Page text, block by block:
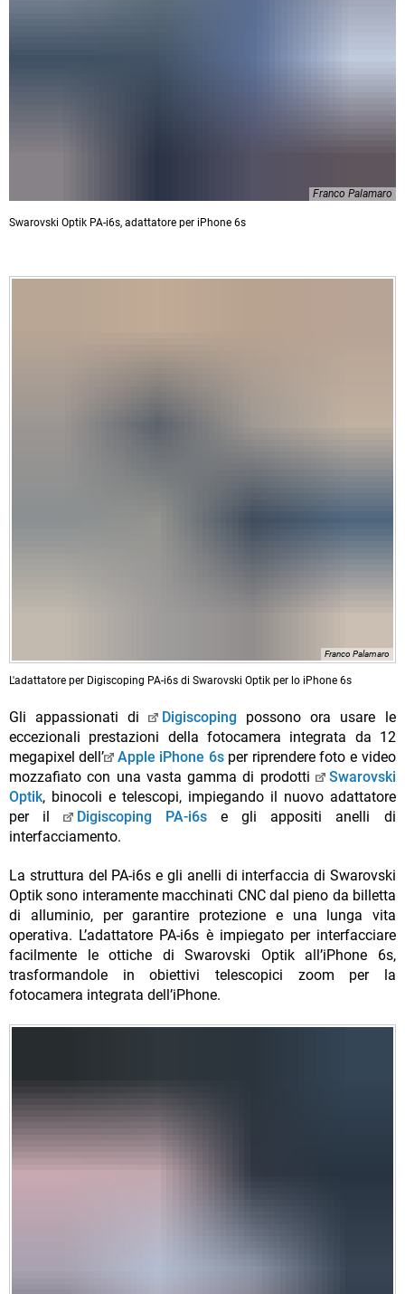
Franco Palamaro
Swarovski Optik PA-i6s, adattatore per iPhone 6s
Franco Palamaro
L'adattatore per Digiscoping PA-i6s di Swarovski Optik per lo iPhone 6s
Gli appassionati di Digiscoping possono ora usare le
eccezionali prestazioni della fotocamera integrata da 12
megapixel dell’
Apple iPhone 6sper riprendere foto e video
mozzafiato con una vasta gamma di prodotti
Swarovski
Optik, binocoli e telescopi, impiegando il nuovo adattatore
per il
Digiscoping PA-i6se gli appositi anelli di
interfacciamento.
La struttura del PA-i6s e gli anelli di interfaccia di Swarovski
Optik sono interamente macchinati CNC dal pieno da billetta
di alluminio, per garantire protezione e una lunga vita
operativa. L’adattatore PA-i6s è impiegato per interfacciare
facilmente le ottiche di Swarovski Optik all’iPhone 6s,
trasformandole in obiettivi telescopici zoom per la
fotocamera integrata dell’iPhone.